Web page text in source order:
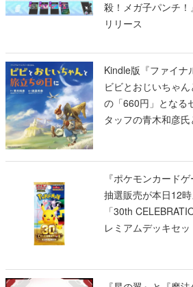
殺！メガ子パンチ
リリース
Kindle版『ファイナ
ビビとおじいちゃ
の「660円」となる
タッフの青木和彦
『ポケモンカード
抽選販売が本日12
「30th
レミアムデッキセ
ー」「